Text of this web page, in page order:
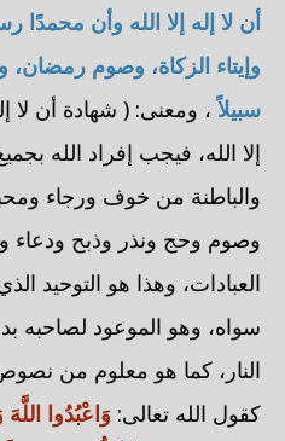
أن لا إله إلا الله وأن محمدًا
وإيتاء الزكاة، وصوم
سبيلاً، ومعنى: ( شهادة أن لا
إلا الله، فيجب إفراد الله
والباطنة من خوف ورجاء
وصوم وحج ونذر وذبح ودعاء
العبادات، وهذا هو التوحيد
سواه، وهو الموعود لصاحبه
النار، كما هو معلوم من نصوص
كقول الله تعالى: وَاعْبُدُوا